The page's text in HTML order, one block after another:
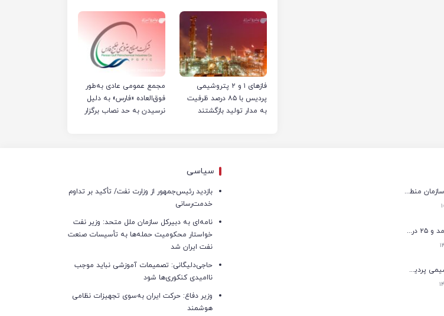
رساند
فازهای ۱ و ۲ پتروشیمی
پردیس با ۸۵ درصد ظرفیت
به مدار تولید بازگشتند
مجمع عمومی عادی به‌طور
فوق‌العاده «فارس» به دلیل
نرسیدن به حد نصاب برگزار
انتصاب سرپرست سازمان منطقه ویژه اقتصادی انرژی پارس
رشد ۴۹ درصدی درآمد و ۲۵ درصدی سود خالص؛ بیدبلند خلیج‌فارس سال ۱۴۰۴ را با رکوردهای جدید به پایان رساند
فازهای ۱ و ۲ پتروشیمی پردیس با ۸۵ درصد ظرفیت به مدار تولید بازگشتند
سیاسی
بازدید رئیس‌جمهور از وزارت نفت/ تأکید بر تداوم
خدمت‌رسانی
نامه‌ای به دبیرکل سازمان ملل متحد: وزیر نفت
خواستار محکومیت حمله‌ها به تأسیسات صنعت
نفت ایران شد
حاجی‌دلیگانی: تصمیمات آموزشی نباید موجب
ناامیدی کنکوری‌ها شود
وزیر دفاع: حرکت ایران به‌سوی تجهیزات نظامی
هوشمند